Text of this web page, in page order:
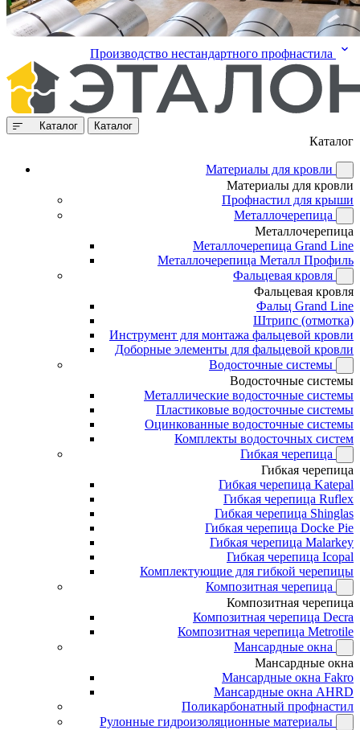
Производство нестандартного профнастила
Каталог Каталог
Каталог
Материалы для кровли
Материалы для кровли
Профнастил для крыши
Металлочерепица
Металлочерепица
Металлочерепица Grand Line
Металлочерепица Металл Профиль
Фальцевая кровля
Фальцевая кровля
Фальц Grand Line
Штрипс (отмотка)
Инструмент для монтажа фальцевой кровли
Доборные элементы для фальцевой кровли
Водосточные системы
Водосточные системы
Металлические водосточные системы
Пластиковые водосточные системы
Оцинкованные водосточные системы
Комплекты водосточных систем
Гибкая черепица
Гибкая черепица
Гибкая черепица Katepal
Гибкая черепица Ruflex
Гибкая черепица Shinglas
Гибкая черепица Docke Pie
Гибкая черепица Malarkey
Гибкая черепица Icopal
Комплектующие для гибкой черепицы
Композитная черепица
Композитная черепица
Композитная черепица Decra
Композитная черепица Metrotile
Мансардные окна
Мансардные окна
Мансардные окна Fakro
Мансардные окна AHRD
Поликарбонатный профнастил
Рулонные гидроизоляционные материалы